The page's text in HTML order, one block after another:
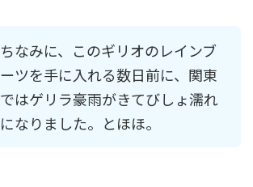
ちなみに、このギリオのレインブ
ーツを手に入れる数日前に、関東
ではゲリラ豪雨がきてびしょ濡れ
になりました。とほほ。